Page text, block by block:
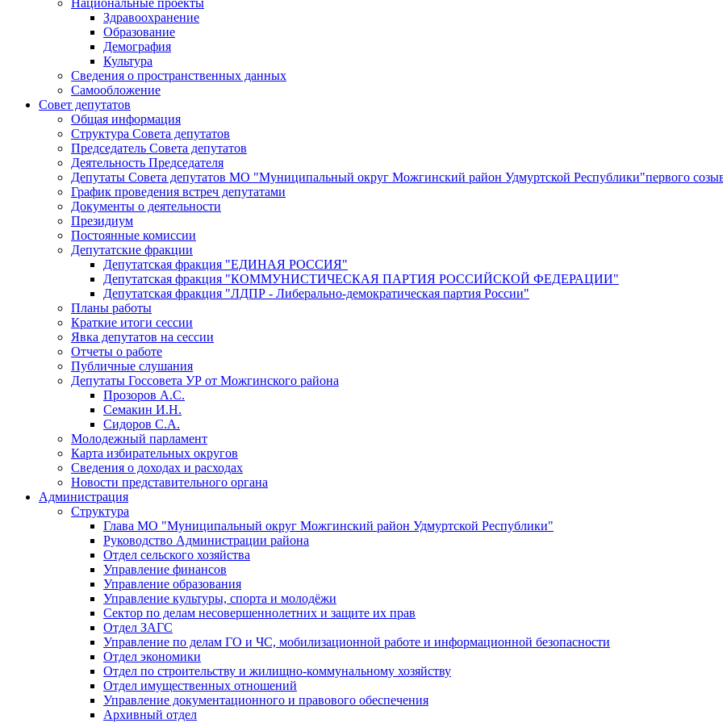
Здравоохранение
Образование
Демография
Культура
Сведения о пространственных данных
Самообложение
Совет депутатов
Общая информация
Структура Совета депутатов
Председатель Совета депутатов
Деятельность Председателя
Депутаты Совета депутатов МО "Муниципальный округ Можгинский район Удмуртской Республики"первого
График проведения встреч депутатами
Документы о деятельности
Президиум
Постоянные комиссии
Депутатские фракции
Депутатская фракция "ЕДИНАЯ РОССИЯ"
Депутатская фракция "КОММУНИСТИЧЕСКАЯ ПАРТИЯ РОССИЙСКОЙ ФЕДЕРАЦИИ"
Депутатская фракция "ЛДПР - Либерально-демократическая партия России"
Планы работы
Краткие итоги сессии
Явка депутатов на сессии
Отчеты о работе
Публичные слушания
Депутаты Госсовета УР от Можгинского района
Прозоров А.С.
Семакин И.Н.
Сидоров С.А.
Молодежный парламент
Карта избирательных округов
Сведения о доходах и расходах
Новости представительного органа
Администрация
Структура
Глава МО "Муниципальный округ Можгинский район Удмуртской Республики"
Руководство Администрации района
Отдел сельского хозяйства
Управление финансов
Управление образования
Управление культуры, спорта и молодёжи
Сектор по делам несовершеннолетних и защите их прав
Отдел ЗАГС
Управление по делам ГО и ЧС, мобилизационной работе и информационной безопасности
Отдел экономики
Отдел по строительству и жилищно-коммунальному хозяйству
Отдел имущественных отношений
Управление документационного и правового обеспечения
Архивный отдел